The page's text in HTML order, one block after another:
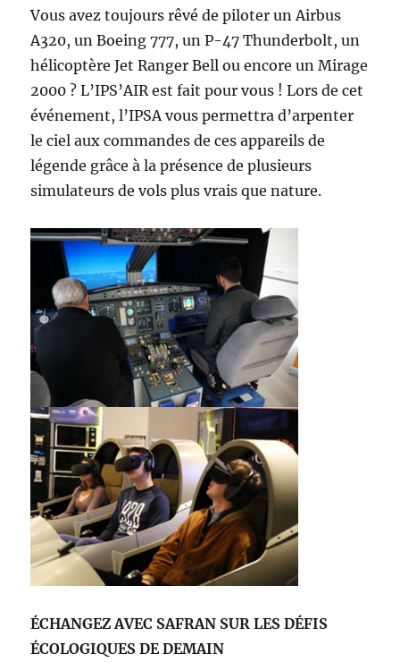
Vous avez toujours rêvé de piloter un Airbus
A320, un Boeing 777, un P-47 Thunderbolt, un
hélicoptère Jet Ranger Bell ou encore un Mirage
2000 ? L’IPS’AIR est fait pour vous ! Lors de cet
événement, l’IPSA vous permettra d’arpenter
le ciel aux commandes de ces appareils de
légende grâce à la présence de plusieurs
simulateurs de vols plus vrais que nature.
ÉCHANGEZ AVEC SAFRAN SUR LES DÉFIS
ÉCOLOGIQUES DE DEMAIN